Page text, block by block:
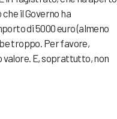
il Governo ha
di 5000 euro (almeno
troppo. Per favore,
valore. E, soprattutto, non